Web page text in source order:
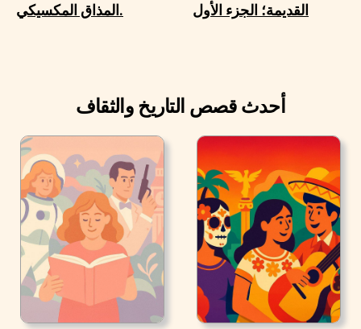
المذاق المكسيكي. القديمة؛ الجزء الأول
أحدث قصص التاريخ والثقاف